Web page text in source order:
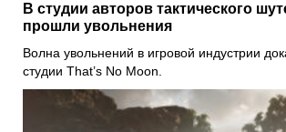
В студии авторов тактического
прошли увольнения
Волна увольнений в игровой индустрии
студии That’s No Moon.